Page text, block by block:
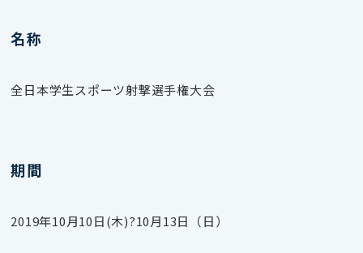
名称
全日本学生スポーツ射撃選手権大会
期間
2019年10月10日(木)?10月13日（日）